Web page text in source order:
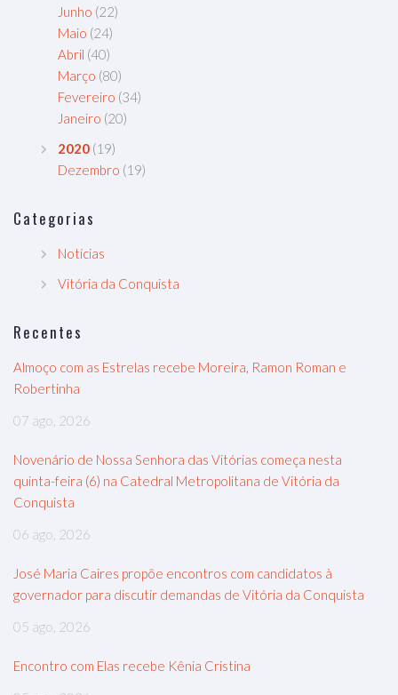
Junho (22)
Maio (24)
Abril (40)
Março (80)
Fevereiro (34)
Janeiro (20)
2020 (19)
Dezembro (19)
Categorias
Notícias
Vitória da Conquista
Recentes
Almoço com as Estrelas recebe Moreira, Ramon Roman e
Robertinha
07 ago, 2026
Novenário de Nossa Senhora das Vitórias começa nesta
quinta-feira (6) na Catedral Metropolitana de Vitória da
Conquista
06 ago, 2026
José Maria Caires propõe encontros com candidatos à
governador para discutir demandas de Vitória da Conquista
05 ago, 2026
Encontro com Elas recebe Kênia Cristina